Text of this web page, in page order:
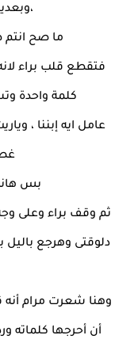
ما صح انتم
فتقطع قلب براء
كلمة واحدة
عامل ايه إبننا ،
بس
ثم وقف براء وعلى
دلوقتى وهرجع باليل
وهنا شعرت مرام أنه
أن أحرجها كلماته